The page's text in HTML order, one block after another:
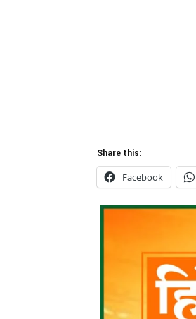
Share this:
Facebook